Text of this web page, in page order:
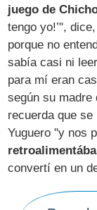
juego de
tengo yo!’",
porque no
sabía casi ni
para mí eran
según su madre
recuerda que
Yuguero "y nos
convertí en un